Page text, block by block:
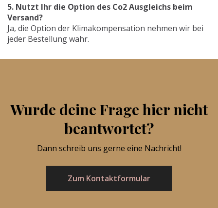
5. Nutzt Ihr die Option des Co2 Ausgleichs beim
Versand?
Ja, die Option der Klimakompensation nehmen wir bei
jeder Bestellung wahr.
Wurde deine Frage hier nicht
beantwortet?
Dann schreib uns gerne eine Nachricht!
Zum Kontaktformular